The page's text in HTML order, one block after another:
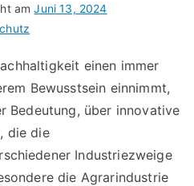
amJuni 13, 2024
einen immer
Bewusstsein einnimmt,
Bedeutung, über innovative
die die
Industriezweige
die Agrarindustrie